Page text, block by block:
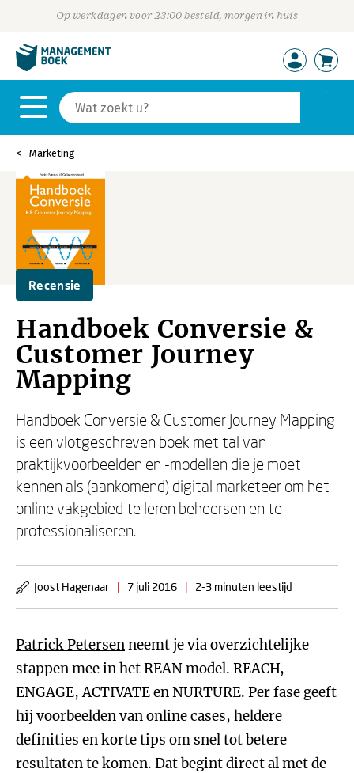
Op werkdagen voor 23:00 besteld, morgen in huis
Marketing
Recensie
Handboek Conversie &
Customer Journey
Mapping
Handboek Conversie & Customer Journey Mapping
is een vlotgeschreven boek met tal van
praktijkvoorbeelden en -modellen die je moet
kennen als (aankomend) digital marketeer om het
online vakgebied te leren beheersen en te
professionaliseren.
Joost Hagenaar | 7 juli 2016 | 2-3 minuten leestijd
Patrick Petersenneemt je via overzichtelijke
stappen mee in het REAN model. REACH,
ENGAGE, ACTIVATE en NURTURE. Per fase geeft
hij voorbeelden van online cases, heldere
definities en korte tips om snel tot betere
resultaten te komen. Dat begint direct al met de